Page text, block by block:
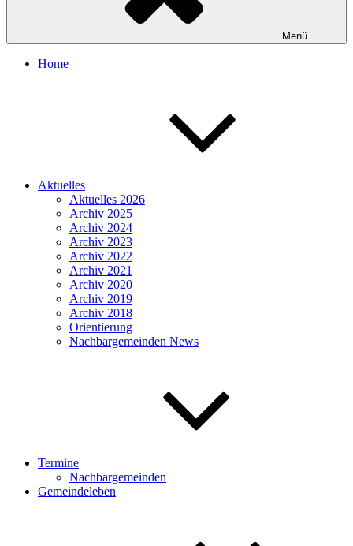
Menü
Home
Aktuelles
Aktuelles 2026
Archiv 2025
Archiv 2024
Archiv 2023
Archiv 2022
Archiv 2021
Archiv 2020
Archiv 2019
Archiv 2018
Orientierung
Nachbargemeinden News
Termine
Nachbargemeinden
Gemeindeleben